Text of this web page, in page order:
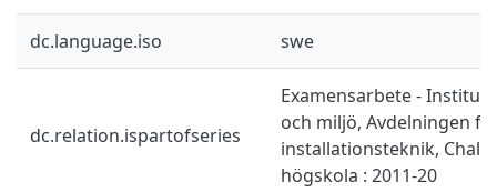
dc.language.iso swe
dc.relation.ispartofseries
Examensarbete -
och miljö, Avdelningen
installationsteknik,
högskola : 2011-20